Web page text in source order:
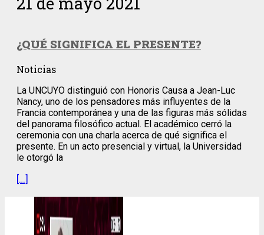
¿QUÉ SIGNIFICA EL PRESENTE?
Noticias
La UNCUYO distinguió con Honoris Causa a Jean-Luc
Nancy, uno de los pensadores más influyentes de la
Francia contemporánea y una de las figuras más sólidas
del panorama filosófico actual. El académico cerró la
ceremonia con una charla acerca de qué significa el
presente. En un acto presencial y virtual, la Universidad
le otorgó la
[…]